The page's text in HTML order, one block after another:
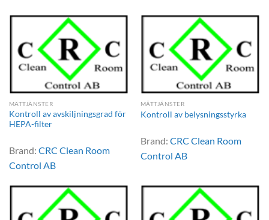
MÄTTJÄNSTER
Kontroll av avskiljningsgrad för
HEPA-filter
Brand: CRC Clean Room
Control AB
MÄTTJÄNSTER
Kontroll av belysningsstyrka
Brand: CRC Clean Room
Control AB